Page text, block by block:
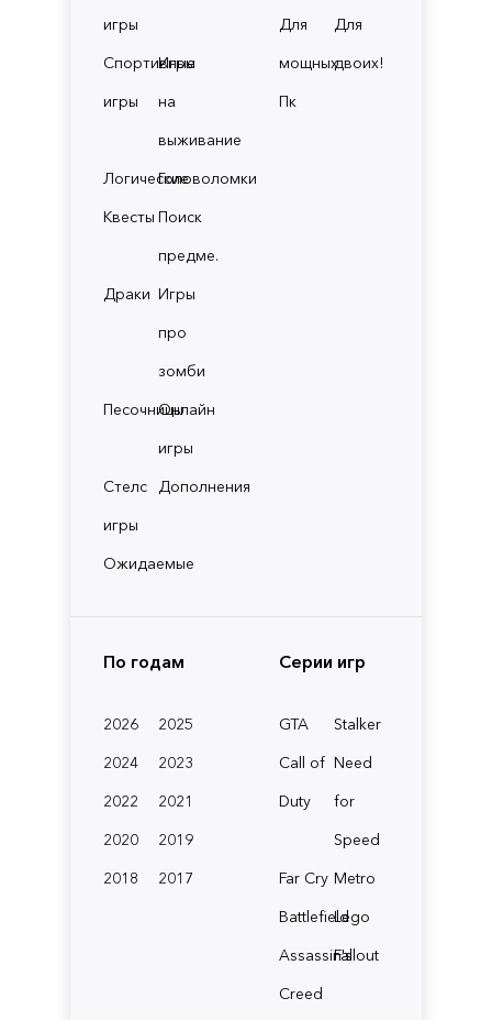
игры
Спортивные
игры
Игры
на
выживание
ЛогическиеГоловоломки
Квесты Поиск
предме.
Драки Игры
про
зомби
ПесочницыОнлайн
игры
Стелс
игры
Дополнения
Ожидаемые
Для
мощных
Пк
Для
двоих!
По годам
2026
2025
2024
2023
2022
2021
2020
2019
2018
2017
Серии игр
GTA
Stalker
Call of
Duty
Need
for
Speed
Far Cry Metro
BattlefieldLego
Assassin's
Creed
Fallout